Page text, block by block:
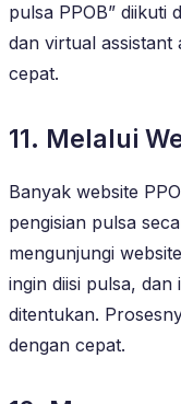
pulsa PPOB” diikuti
dan virtual assistant
cepat.
11. Melalui
Banyak website
pengisian pulsa
mengunjungi
ingin diisi pulsa,
ditentukan.
dengan cepat.